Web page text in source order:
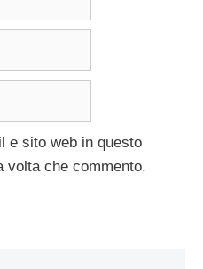
e sito web in questo
volta che commento.